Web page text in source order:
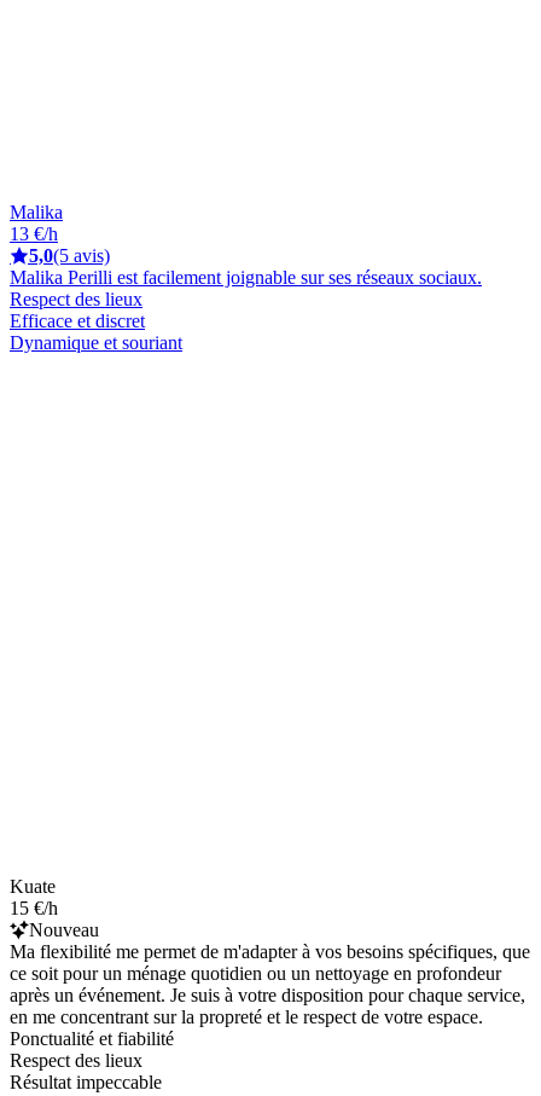
Malika
13 €/h
5,0(5 avis)
Malika Perilli est facilement joignable sur ses réseaux sociaux.
Respect des lieux
Efficace et discret
Dynamique et souriant
Kuate
15 €/h
Nouveau
Ma flexibilité me permet de m'adapter à vos besoins spécifiques, que
ce soit pour un ménage quotidien ou un nettoyage en profondeur
après un événement. Je suis à votre disposition pour chaque service,
en me concentrant sur la propreté et le respect de votre espace.
Ponctualité et fiabilité
Respect des lieux
Résultat impeccable